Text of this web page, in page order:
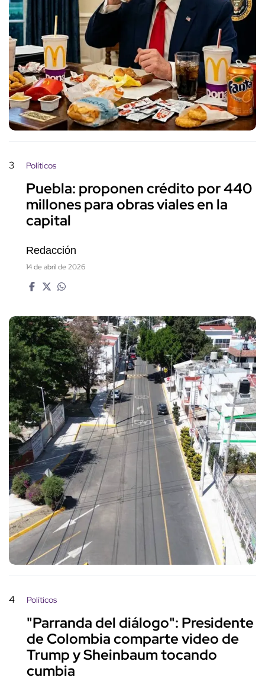
3 Políticos
Puebla: proponen crédito por 440
millones para obras viales en la
capital
Redacción
14 de abril de 2026
4 Políticos
"Parranda del diálogo": Presidente
de Colombia comparte video de
Trump y Sheinbaum tocando
cumbia